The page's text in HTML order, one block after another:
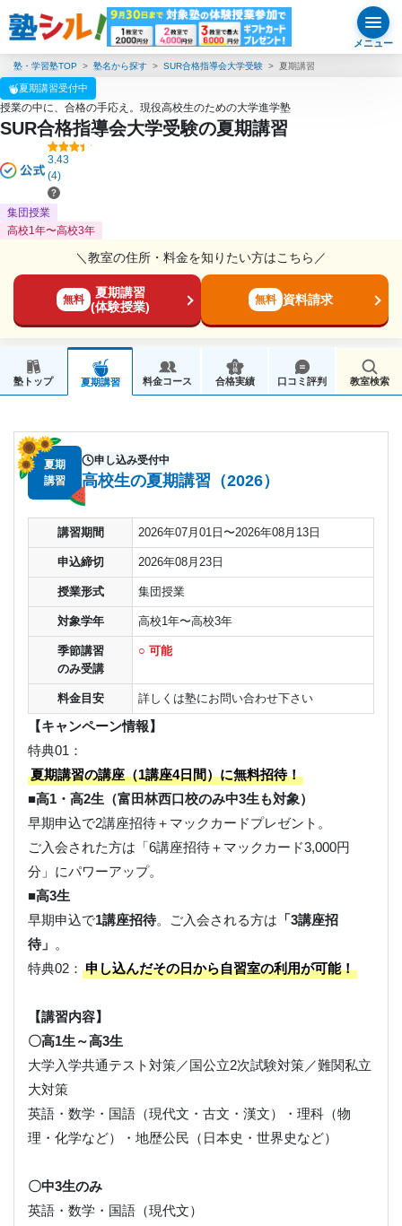
メニュー
塾・学習塾TOP 塾名から探す SUR合格指導会大学受験 夏期講習
夏期講習受付中
授業の中に、合格の手応え。現役高校生のための大学進学塾
SUR合格指導会大学受験の夏期講習
3.43
(4)
集団授業
高校1年〜高校3年
＼教室の住所・料金を知りたい方はこちら／
無料
夏期講習
(体験授業)
無料 資料請求
塾トップ 夏期講習 料金コース 合格実績 口コミ評判 教室検索
夏期
講習
申し込み受付中
高校生の夏期講習（2026）
講習期間 2026年07月01日〜2026年08月13日
申込締切 2026年08月23日
授業形式 集団授業
対象学年 高校1年〜高校3年
季節講習
のみ受講
○ 可能
料金目安 詳しくは塾にお問い合わせ下さい
【キャンペーン情報】
特典01：
夏期講習の講座（1講座4日間）に無料招待！
■高1・高2生（富田林西口校のみ中3生も対象）
早期申込で2講座招待＋マックカードプレゼント。
ご入会された方は「6講座招待＋マックカード3,000円
分」にパワーアップ。
■高3生
早期申込で1講座招待。ご入会される方は 「3講座招
待」 。
特典02： 申し込んだその日から自習室の利用が可能！
【講習内容】
〇高1生～高3生
大学入学共通テスト対策／国公立2次試験対策／難関私立
大対策
英語・数学・国語（現代文・古文・漢文）・理科（物
理・化学など）・地歴公民（日本史・世界史など）
〇中3生のみ
英語・数学・国語（現代文）